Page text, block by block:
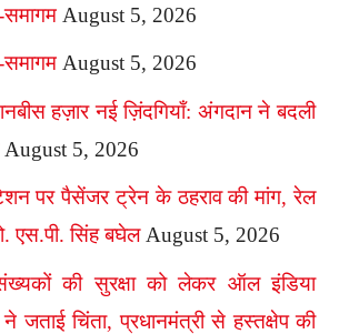
समागम August 5, 2026
समागम August 5, 2026
हज़ार नई ज़िंदगियाँ: अंगदान ने बदली
August 5, 2026
पर पैसेंजर ट्रेन के ठहराव की मांग, रेल
एस.पी. सिंह बघेल August 5, 2026
की सुरक्षा को लेकर ऑल इंडिया
जताई चिंता, प्रधानमंत्री से हस्तक्षेप की